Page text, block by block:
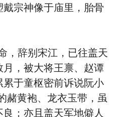
宗神像于庙里，胎骨
辞别宋江，已往盖天
，被大将王禀、赵谭
于童枢密前诉说阮小
赭黄袍、龙衣玉带，虽
；亦且盖天军地僻人